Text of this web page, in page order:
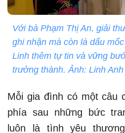
Với bà Phạm Thị An, giải
ghi nhận mà còn là dấu
Linh thêm tự tin và vững
trưởng thành. Ảnh: Linh Anh
Mỗi gia đình có một câu
phía sau những bức
luôn là tình yêu